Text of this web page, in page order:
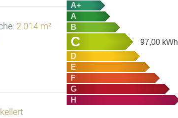
2.014 m²
A+
A
B
C 97,00
D
E
F
G
H